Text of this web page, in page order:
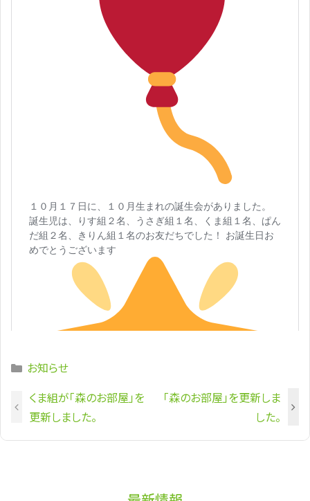
Categories
お知らせ
くま組が「森のお部屋」を
更新しました。
「森のお部屋」を更新しま
した。